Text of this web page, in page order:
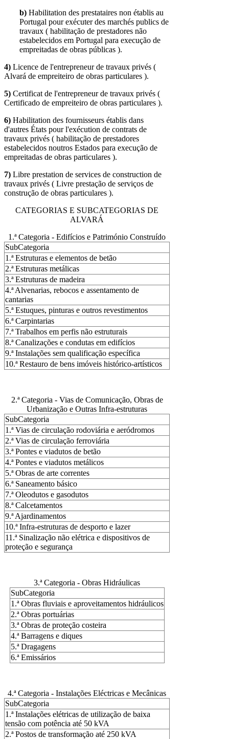
b) Habilitation des prestataires non établis au
Portugal pour exécuter des marchés publics de
travaux ( habilitação de prestadores não
estabelecidos em Portugal para execução de
empreitadas de obras públicas ).
4) Licence de l'entrepreneur de travaux privés (
Alvará de empreiteiro de obras particulares ).
5) Certificat de l'entrepreneur de travaux privés (
Certificado de empreiteiro de obras particulares ).
6) Habilitation des fournisseurs établis dans
d'autres États pour l'exécution de contrats de
travaux privés ( habilitação de prestadores
estabelecidos noutros Estados para execução de
empreitadas de obras particulares ).
7) Libre prestation de services de construction de
travaux privés ( Livre prestação de serviços de
construção de obras particulares ).
CATEGORIAS E SUBCATEGORIAS DE
ALVARÁ
1.ª Categoria - Edifícios e Património Construído
SubCategoria
1.ª Estruturas e elementos de betão
2.ª Estruturas metálicas
3.ª Estruturas de madeira
4.ª Alvenarias, rebocos e assentamento de
cantarias
5.ª Estuques, pinturas e outros revestimentos
6.ª Carpintarias
7.ª Trabalhos em perfis não estruturais
8.ª Canalizações e condutas em edifícios
9.ª Instalações sem qualificação específica
10.ª Restauro de bens imóveis histórico-artísticos
2.ª Categoria - Vias de Comunicação, Obras de
Urbanização e Outras Infra-estruturas
SubCategoria
1.ª Vias de circulação rodoviária e aeródromos
2.ª Vias de circulação ferroviária
3.ª Pontes e viadutos de betão
4.ª Pontes e viadutos metálicos
5.ª Obras de arte correntes
6.ª Saneamento básico
7.ª Oleodutos e gasodutos
8.ª Calcetamentos
9.ª Ajardinamentos
10.ª Infra-estruturas de desporto e lazer
11.ª Sinalização não elétrica e dispositivos de
proteção e segurança
3.ª Categoria - Obras Hidráulicas
SubCategoria
1.ª Obras fluviais e aproveitamentos hidráulicos
2.ª Obras portuárias
3.ª Obras de proteção costeira
4.ª Barragens e diques
5.ª Dragagens
6.ª Emissários
4.ª Categoria - Instalações Eléctricas e Mecânicas
SubCategoria
1.ª Instalações elétricas de utilização de baixa
tensão com potência até 50 kVA
2.ª Postos de transformação até 250 kVA